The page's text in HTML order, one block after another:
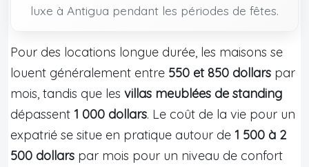
luxe à Antigua pendant les périodes de fêtes.
Pour des locations longue durée, les maisons se
louent généralement entre 550 et 850 dollars par
mois, tandis que les villas meublées de standing
dépassent 1 000 dollars. Le coût de la vie pour un
expatrié se situe en pratique autour de 1 500 à 2
500 dollars par mois pour un niveau de confort